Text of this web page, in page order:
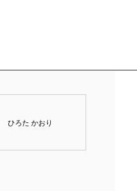
ひろた かおり